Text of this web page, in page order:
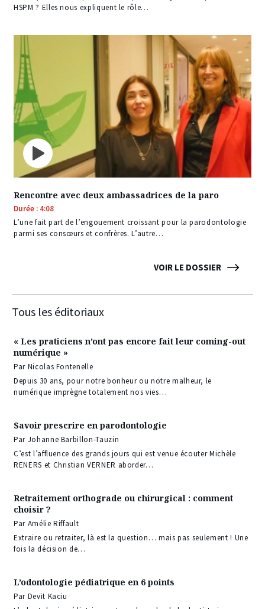
VOIR LE DOSSIER
HSPM ? Elles nous expliquent le rôle…
Rencontre avec deux ambassadrices de la paro
Durée : 4:08
L’une fait part de l’engouement croissant pour la parodontologie
parmi ses consœurs et confrères. L’autre…
Tous les éditoriaux
« Les praticiens n’ont pas encore fait leur coming-out
numérique »
Par Nicolas Fontenelle
Depuis 30 ans, pour notre bonheur ou notre malheur, le
numérique imprègne totalement nos vies…
Savoir prescrire en parodontologie
Par Johanne Barbillon-Tauzin
C’est l’affluence des grands jours qui est venue écouter Michèle
RENERS et Christian VERNER aborder…
Retraitement orthograde ou chirurgical : comment
choisir ?
Par Amélie Riffault
Extraire ou retraiter, là est la question… mais pas seulement ! Une
fois la décision de…
L’odontologie pédiatrique en 6 points
Par Devit Kaciu